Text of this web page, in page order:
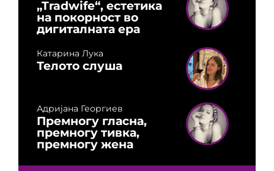
„Tradwife“, естетика
на покорност во
дигиталната ера
Катарина Лука
Телото слуша
Адријана Георгиев
Премногу гласна,
премногу тивка,
премногу жена